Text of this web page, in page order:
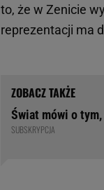
to, że w Zenicie
reprezentacji ma
Świat mówi o
SUBSKRYPCJA